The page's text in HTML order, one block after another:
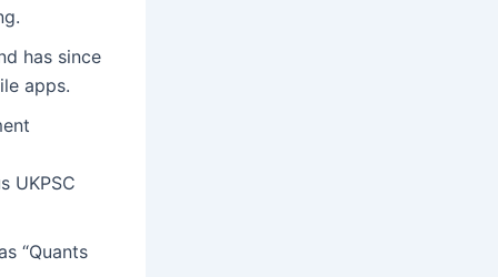
has since
apps.
UKPSC
“Quants